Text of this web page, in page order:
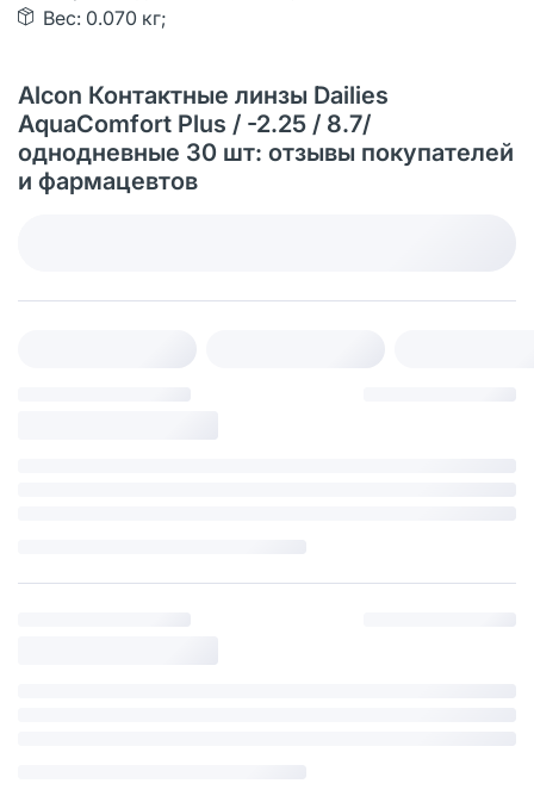
Вес: 0.070 кг;
Alcon Контактные линзы Dailies
AquaComfort Plus / -2.25 / 8.7/
однодневные 30 шт: отзывы покупателей
и фармацевтов